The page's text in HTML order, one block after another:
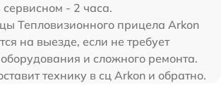
- 2 часа.
Тепловизионного прицела Arkon
на выезде, если не требует
и сложного ремонта.
технику в сц Arkon и обратно.